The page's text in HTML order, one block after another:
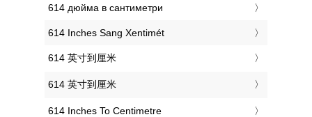
‎614 дюйма в сантиметри
‎614 Inches Sang Xentimét
‎614 英寸到厘米
‎614 英寸到厘米
‎614 Inches To Centimetre